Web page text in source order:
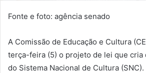
Fonte e foto: agência senado
A Comissão de Educação e Cultura
terça-feira (5) o projeto de lei que cria
do Sistema Nacional de Cultura